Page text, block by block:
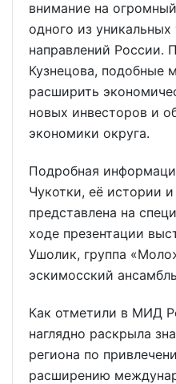
внимание на
одного из уникальных
направлений России.
Кузнецова, подобные
расширить
новых инвесторов и
экономики округа.
Подробная
Чукотки, её истории
представлена на
ходе презентации
Ушолик, группа
эскимосский
Как отметили в МИД
наглядно раскрыла
региона по
расширению